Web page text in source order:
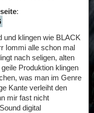
:
und klingen wie BLACK
Iommi alle schon mal
nach seligen, alten
Produktion klingen
was man im Genre
Kante verleiht den
mir fast nicht
digital